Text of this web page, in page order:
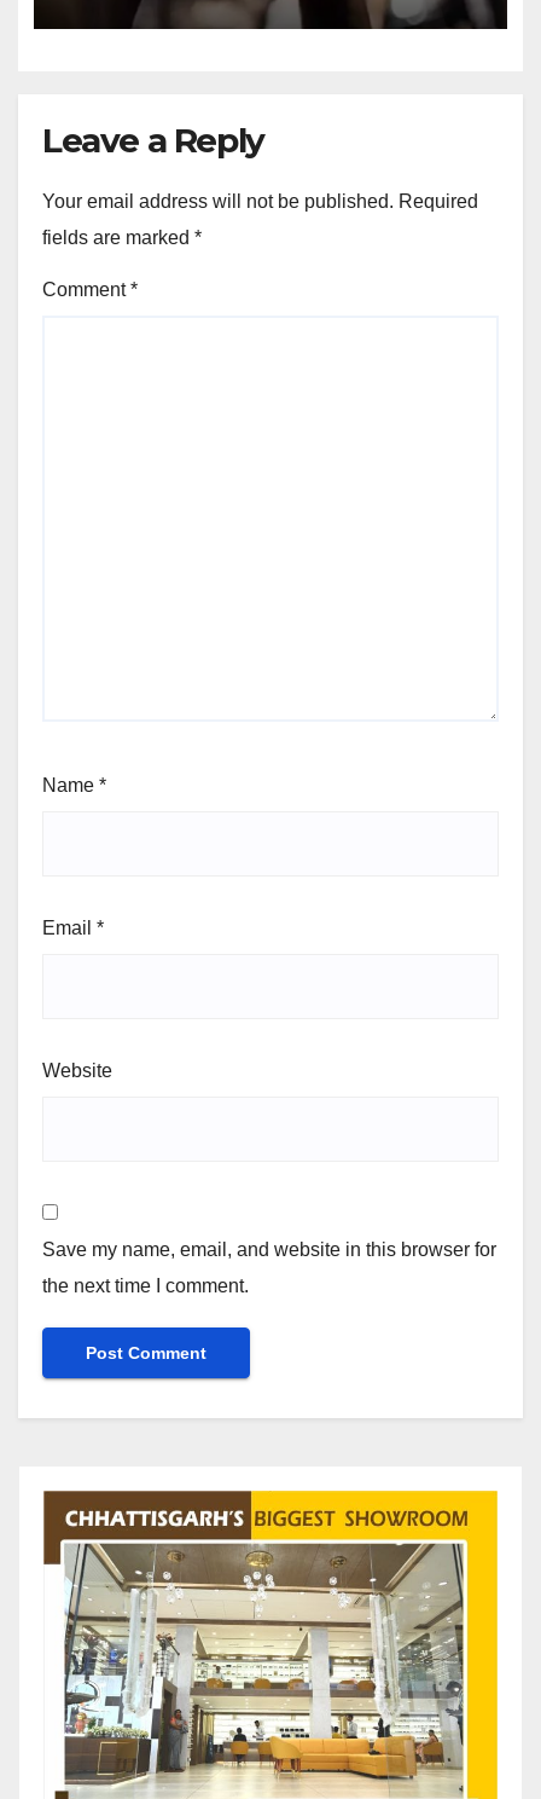
Leave a Reply
Your email address will not be published. Required
fields are marked *
Comment*
Name *
Email *
Website
Save my name, email, and website in this browser for
the next time I comment.